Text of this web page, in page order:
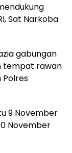
Sat Narkoba
gabungan
tempat rawan
Polres
9 November
November